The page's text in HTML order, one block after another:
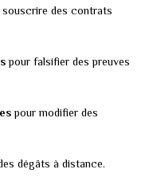
des contrats
pour falsifier des preuves
pour modifier des
dégâts à distance.